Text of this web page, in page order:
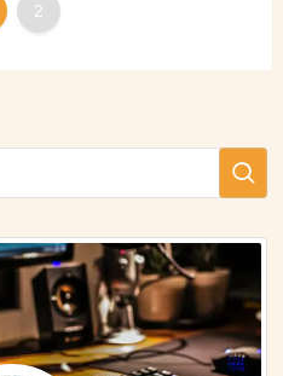
2